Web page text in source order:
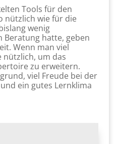
Tools für den
nützlich wie für die
wenig
Beratung hatte, geben
Wenn man viel
nützlich, um das
zu erweitern.
viel Freude bei der
ein gutes Lernklima